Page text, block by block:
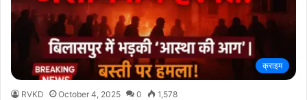
क्राइम
RVKD October 4, 2025 0 1,578